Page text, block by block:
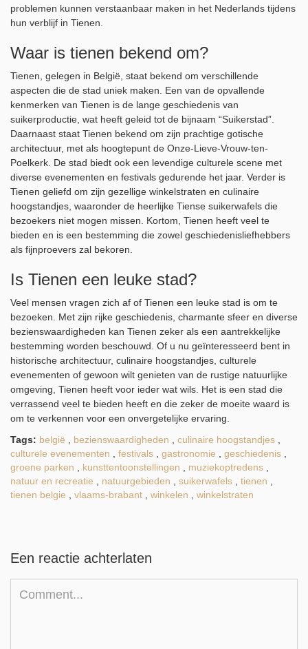
problemen kunnen verstaanbaar maken in het Nederlands tijdens
hun verblijf in Tienen.
Waar is tienen bekend om?
Tienen, gelegen in België, staat bekend om verschillende
aspecten die de stad uniek maken. Een van de opvallende
kenmerken van Tienen is de lange geschiedenis van
suikerproductie, wat heeft geleid tot de bijnaam “Suikerstad”.
Daarnaast staat Tienen bekend om zijn prachtige gotische
architectuur, met als hoogtepunt de Onze-Lieve-Vrouw-ten-
Poelkerk. De stad biedt ook een levendige culturele scene met
diverse evenementen en festivals gedurende het jaar. Verder is
Tienen geliefd om zijn gezellige winkelstraten en culinaire
hoogstandjes, waaronder de heerlijke Tiense suikerwafels die
bezoekers niet mogen missen. Kortom, Tienen heeft veel te
bieden en is een bestemming die zowel geschiedenisliefhebbers
als fijnproevers zal bekoren.
Is Tienen een leuke stad?
Veel mensen vragen zich af of Tienen een leuke stad is om te
bezoeken. Met zijn rijke geschiedenis, charmante sfeer en diverse
bezienswaardigheden kan Tienen zeker als een aantrekkelijke
bestemming worden beschouwd. Of u nu geïnteresseerd bent in
historische architectuur, culinaire hoogstandjes, culturele
evenementen of gewoon wilt genieten van de rustige natuurlijke
omgeving, Tienen heeft voor ieder wat wils. Het is een stad die
verrassend veel te bieden heeft en die zeker de moeite waard is
om te verkennen voor een onvergetelijke ervaring.
Tags: belgië bezienswaardigheden culinaire hoogstandjes
culturele evenementen
festivals gastronomie geschiedenis
groene parken
kunsttentoonstellingen muziekoptredens
natuur en recreatie
natuurgebieden suikerwafels tienen
tienen belgie
vlaams-brabant winkelen winkelstraten
Een reactie achterlaten